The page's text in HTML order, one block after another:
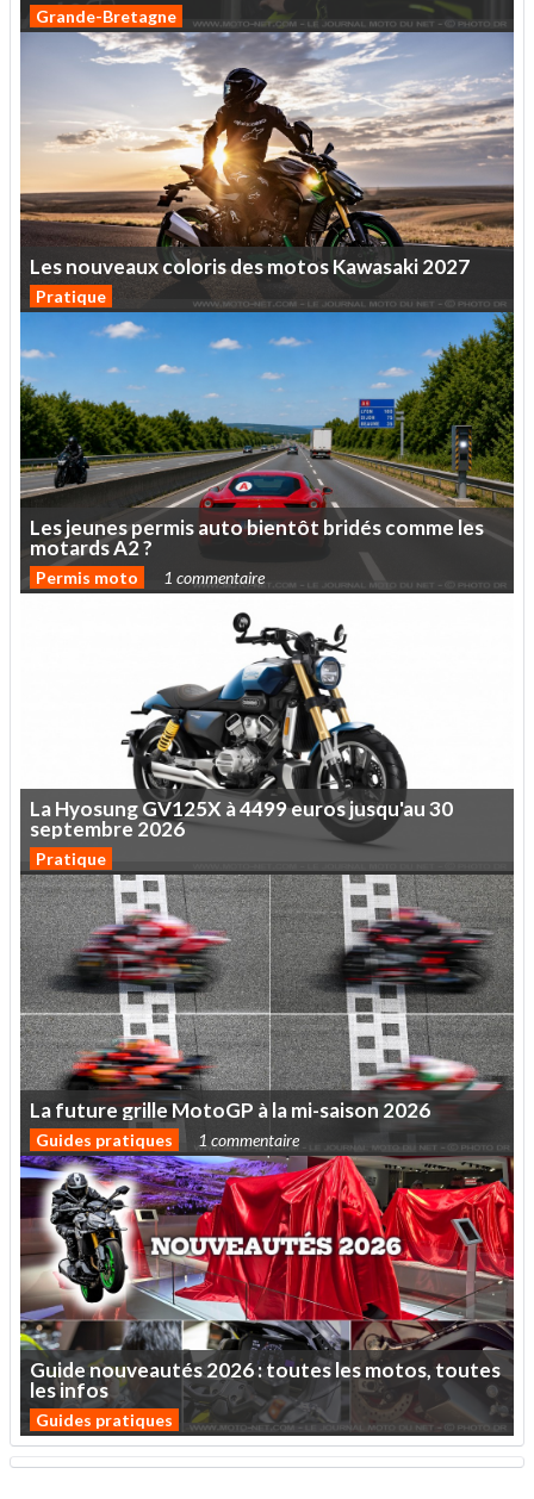
Grande-Bretagne
LesnouveauxcolorisdesmotosKawasaki2027
Pratique
Lesjeunespermisautobientôt bridéscommeles
motardsA2?
Permis moto 1 commentaire
LaHyosungGV125X à4499eurosjusqu'au30
septembre2026
Pratique
Lafuturegrille MotoGP àlami-saison 2026
Guides pratiques 1 commentaire
Guidenouveautés2026:touteslesmotos,toutes
lesinfos
Guides pratiques